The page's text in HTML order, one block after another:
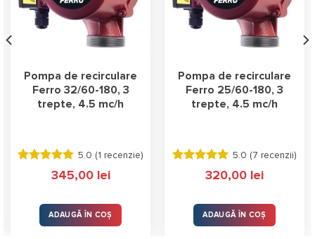
Pompa de recirculare
Ferro 32/60-180, 3
trepte, 4.5 mc/h
Evaluat la
stele
5.0 (1 recenzie)
345,00 lei
ADAUGĂ ÎN COȘ
Pompa de recirculare
Ferro 25/60-180, 3
trepte, 4.5 mc/h
Evaluat la
stele
5.0 (7 recenzii)
320,00 lei
ADAUGĂ ÎN COȘ